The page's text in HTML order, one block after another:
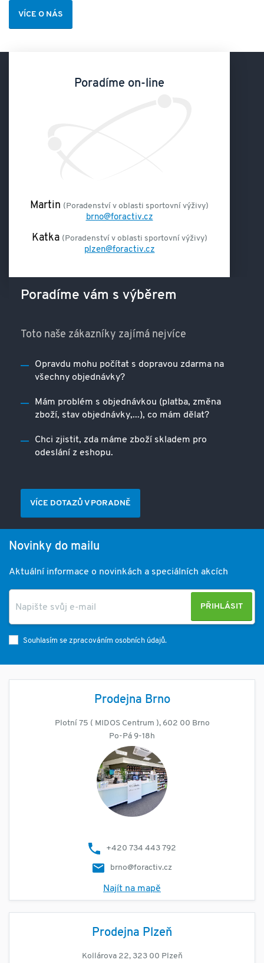
VÍCE O NÁS
Poradíme on-line
Martin (Poradenství v oblasti sportovní výživy)
brno@foractiv.cz
Katka (Poradenství v oblasti sportovní výživy)
plzen@foractiv.cz
Poradíme vám s výběrem
Toto naše zákazníky zajímá nejvíce
Opravdu mohu počítat s dopravou zdarma na
všechny objednávky?
Mám problém s objednávkou (platba, změna
zboží, stav objednávky,...), co mám dělat?
Chci zjistit, zda máme zboží skladem pro
odeslání z eshopu.
VÍCE DOTAZŮ V PORADNĚ
Novinky do mailu
Aktuální informace o novinkách a speciálních akcích
PŘIHLÁSIT
Souhlasím se zpracováním osobních údajů.
Prodejna Brno
Plotní 75 ( MIDOS Centrum ), 602 00 Brno
Po-Pá 9-18h
+420 734 443 792
brno@foractiv.cz
Najít na mapě
Prodejna Plzeň
Kollárova 22, 323 00 Plzeň